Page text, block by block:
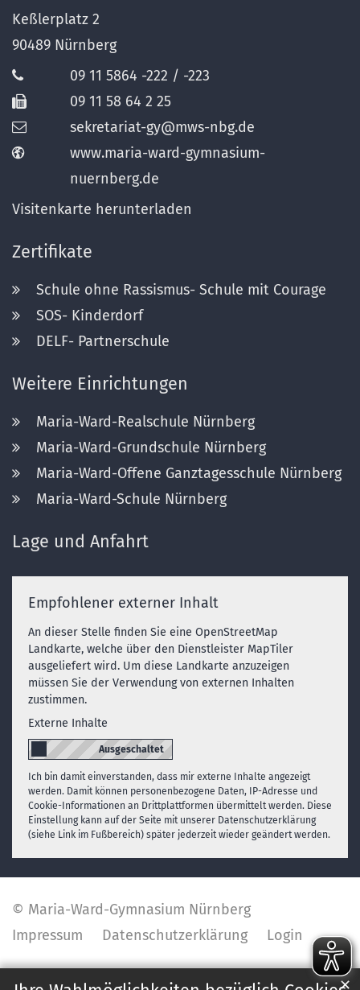
✕
Keßlerplatz 2
90489 Nürnberg
09 11 5864 -222 / -223
09 11 58 64 2 25
sekretariat-gy@mws-nbg.de
www.maria-ward-gymnasium-
nuernberg.de
Visitenkarte herunterladen
Zertifikate
Schule ohne Rassismus- Schule mit Courage
SOS- Kinderdorf
DELF- Partnerschule
Weitere Einrichtungen
Maria-Ward-Realschule Nürnberg
Maria-Ward-Grundschule Nürnberg
Maria-Ward-Offene Ganztagesschule Nürnberg
Maria-Ward-Schule Nürnberg
Lage und Anfahrt
Empfohlener externer Inhalt
An dieser Stelle finden Sie eine OpenStreetMap
Landkarte, welche über den Dienstleister MapTiler
ausgeliefert wird. Um diese Landkarte anzuzeigen
müssen Sie der Verwendung von externen Inhalten
zustimmen.
Externe Inhalte
Ich bin damit einverstanden, dass mir externe Inhalte angezeigt
werden. Damit können personenbezogene Daten, IP-Adresse und
Cookie-Informationen an Drittplattformen übermittelt werden. Diese
Einstellung kann auf der Seite mit unserer Datenschutzerklärung
(siehe Link im Fußbereich) später jederzeit wieder geändert werden.
© Maria-Ward-Gymnasium Nürnberg
Impressum
Datenschutzerklärung Login